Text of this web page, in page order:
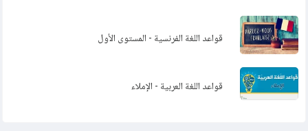
قواعد اللغة الفرنسية - المستوى الأول
قواعد اللغة العربية - الإملاء